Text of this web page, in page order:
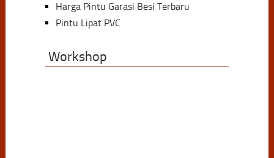
Harga Pintu Garasi Besi Terbaru
Pintu Lipat PVC
Workshop